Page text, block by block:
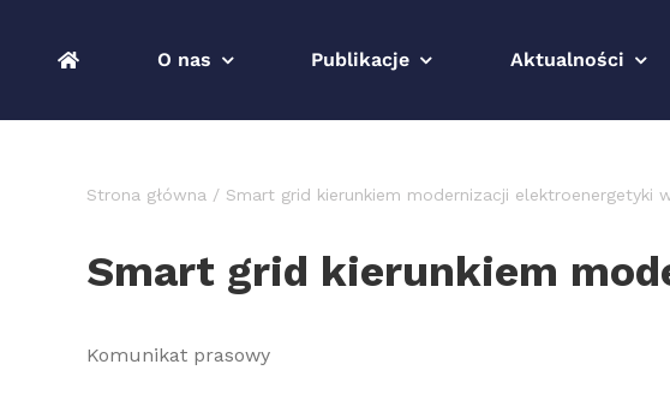
O nas Publikacje Aktualności
Strona główna Smart grid kierunkiem modernizacji elektroenergetyki
Smart grid kierunkiem
Komunikat prasowy